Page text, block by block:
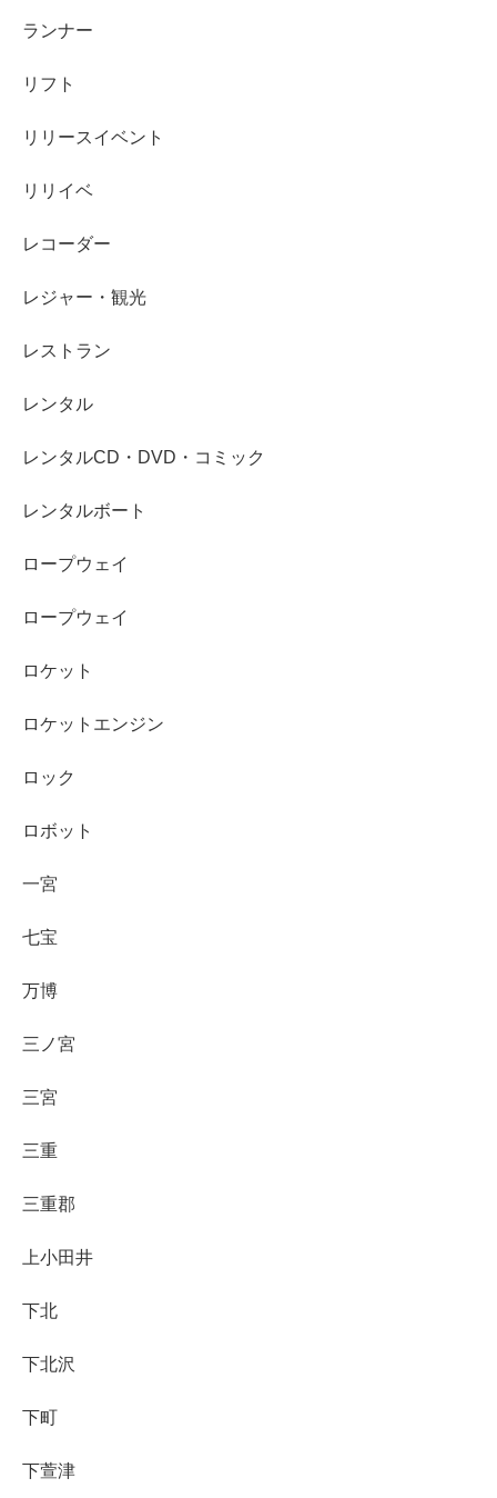
ランナー
リフト
リリースイベント
リリイベ
レコーダー
レジャー・観光
レストラン
レンタル
レンタルCD・DVD・コミック
レンタルボート
ロープウェイ
ロープウェイ
ロケット
ロケットエンジン
ロック
ロボット
一宮
七宝
万博
三ノ宮
三宮
三重
三重郡
上小田井
下北
下北沢
下町
下萱津